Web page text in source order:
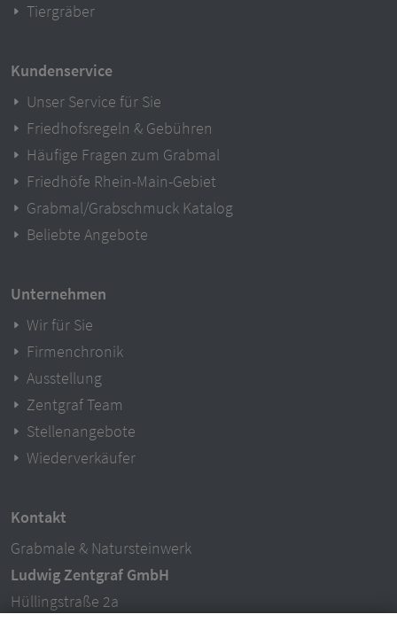
Tiergräber
Kundenservice
Unser Service für Sie
Friedhofsregeln & Gebühren
Häufige Fragen zum Grabmal
Friedhöfe Rhein-Main-Gebiet
Grabmal/Grabschmuck Katalog
Beliebte Angebote
Unternehmen
Wir für Sie
Firmenchronik
Ausstellung
Zentgraf Team
Stellenangebote
Wiederverkäufer
Kontakt
Grabmale & Natursteinwerk
Ludwig Zentgraf GmbH
Hüllingstraße 2a